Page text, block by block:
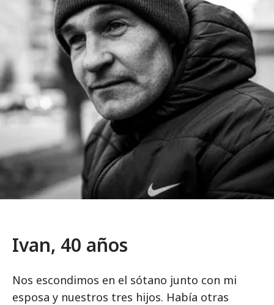
Ivan, 40 años
Nos escondimos en el sótano junto con mi
esposa y nuestros tres hijos. Había otras